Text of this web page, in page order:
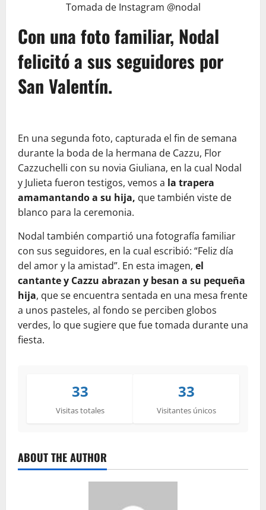
Tomada de Instagram @nodal
Con una foto familiar, Nodal
felicitó a sus seguidores por
San Valentín.
En una segunda foto, capturada el fin de semana
durante la boda de la hermana de Cazzu, Flor
Cazzuchelli con su novia Giuliana, en la cual Nodal
y Julieta fueron testigos, vemos a la trapera
amamantando a su hija, que también viste de
blanco para la ceremonia.
Nodal también compartió una fotografía familiar
con sus seguidores, en la cual escribió: “Feliz día
del amor y la amistad”. En esta imagen, el
cantante y Cazzu abrazan y besan a su pequeña
hija, que se encuentra sentada en una mesa frente
a unos pasteles, al fondo se perciben globos
verdes, lo que sugiere que fue tomada durante una
fiesta.
33
Visitas totales
33
Visitantes únicos
ABOUT THE AUTHOR